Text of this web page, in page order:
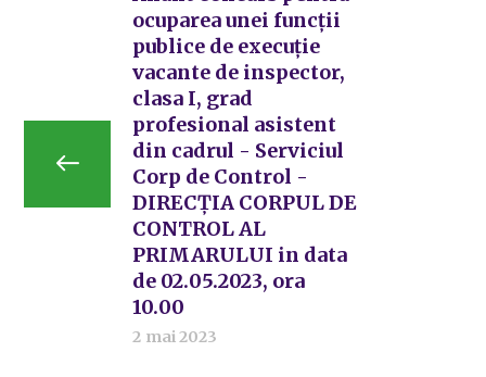
ocuparea unei funcții
publice de execuție
vacante de inspector,
clasa I, grad
profesional asistent
din cadrul - Serviciul
Corp de Control -
DIRECȚIA CORPUL DE
CONTROL AL
PRIMARULUI in data
de 02.05.2023, ora
10.00
2 mai 2023